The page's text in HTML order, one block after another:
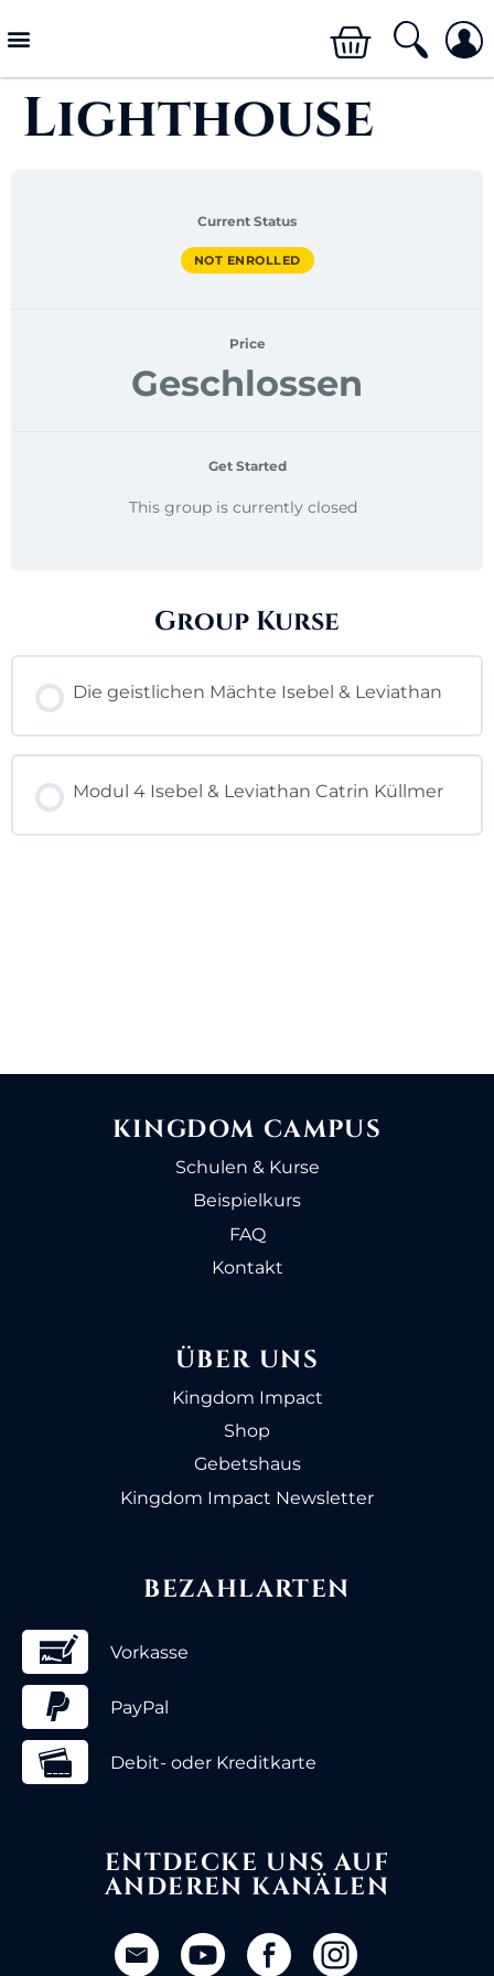
Lighthouse
Current Status
NOT ENROLLED
Price
Geschlossen
Get Started
This group is currently closed
Group Kurse
Die geistlichen Mächte Isebel & Leviathan
0% ABGESCHLOSSEN 0/0 Lektionen
Modul 4 Isebel & Leviathan Catrin Küllmer
KINGDOM CAMPUS
Schulen & Kurse
Beispielkurs
FAQ
Kontakt
ÜBER UNS
Kingdom Impact
Shop
Gebetshaus
Kingdom Impact Newsletter
BEZAHLARTEN
Vorkasse
PayPal
Debit- oder Kreditkarte
ENTDECKE UNS AUF
ANDEREN KANÄLEN